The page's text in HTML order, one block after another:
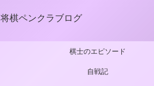
将棋ペンクラブログ
棋士のエピソード
自戦記